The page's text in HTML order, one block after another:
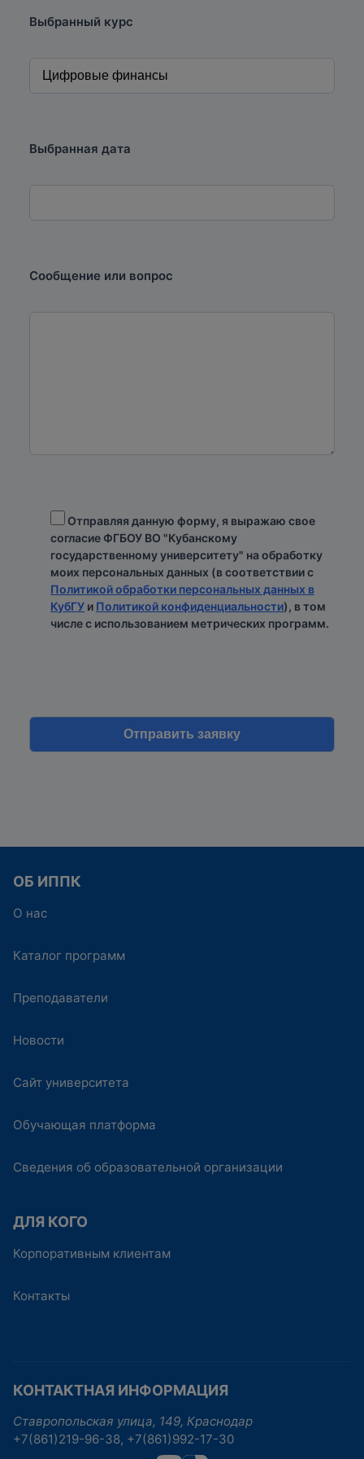
Выбранный курс
Выбранная дата
Сообщение или вопрос
Отправляя данную форму, я выражаю свое
согласие ФГБОУ ВО "Кубанскому
государственному университету" на обработку
моих персональных данных (в соответствии с
Политикой обработки персональных данных в
КубГУ и Политикой конфиденциальности), в том
числе с использованием метрических программ.
ОБ ИППК
О нас
Каталог программ
Преподаватели
Новости
Сайт университета
Обучающая платформа
Сведения об образовательной организации
ДЛЯ КОГО
Корпоративным клиентам
Контакты
КОНТАКТНАЯ ИНФОРМАЦИЯ
Ставропольская улица, 149, Краснодар
+7(861)219-96-38, +7(861)992-17-30